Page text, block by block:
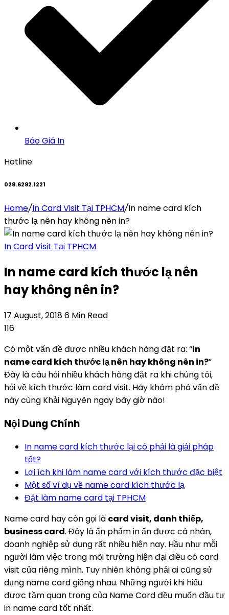
Báo Giá In
Hotline
028.6292.1221
Home/In Card Visit Tại TPHCM/In name card kích
thước lạ nên hay không nên in?
In Card Visit Tại TPHCM
In name card kích thước lạ nên
hay không nên in?
17 August, 20186 Min Read
116
Có một vấn đề được nhiều khách hàng đặt ra: “in
name card kích thước lạ nên hay không nên in?”
Đây là câu hỏi nhiều khách hàng đặt ra khi chúng tôi,
hỏi về kích thước làm card visit. Hãy khám phá vấn đề
này cùng Khải Nguyên ngay bây giờ nào!
Nội Dung Chính
In name card kích thước lại có phải là giải pháp
tốt?
Lợi ích khi làm name card với kích thước đặc biệt
Một số ví dụ về name card kích thước lạ
Đặt làm name card tại TPHCM
Name card hay còn gọi là card visit, danh thiếp,
business card. Đây là ấn phẩm in ấn được cá nhân,
doanh nghiệp sử dụng rất nhiều hiện nay. Hầu như mỗi
người làm việc trong môi trường hiện đại điều có card
visit của riêng mình. Tuy nhiên không phải ai cũng sử
dụng name card giống nhau. Những người khi hiểu
được tầm quan trọng của Name Card đều muốn đầu tư
in name card tốt nhất.